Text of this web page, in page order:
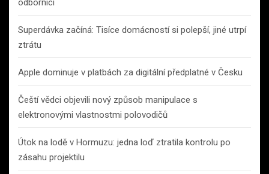
odborníci
Superdávka začíná: Tisíce domácností si polepší, jiné utrpí
ztrátu
Apple dominuje v platbách za digitální předplatné v Česku
Čeští vědci objevili nový způsob manipulace s
elektronovými vlastnostmi polovodičů
Útok na lodě v Hormuzu: jedna loď ztratila kontrolu po
zásahu projektilu